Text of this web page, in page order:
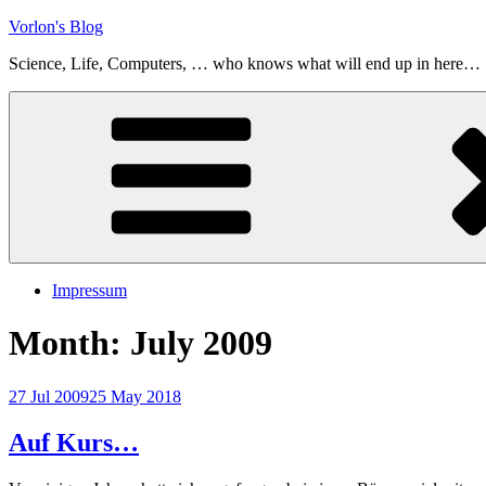
Skip
content
Vorlon's Blog
Science, Life, Computers, … who knows what will end up in here…
Impressum
Month: July 2009
Posted
27 Jul 200925 May 2018
Auf Kurs…